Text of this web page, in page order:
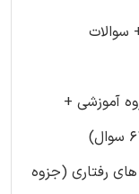
سوالات
آموزشی +
رفتاری (جزوه